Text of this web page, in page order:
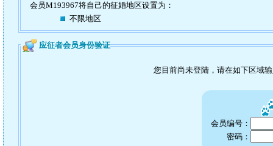
会员M193967将自己的征婚地区设置为：
不限地区
应征者会员身份验证
您目前尚未登陆，请在如下区域
会员编号：
密码：